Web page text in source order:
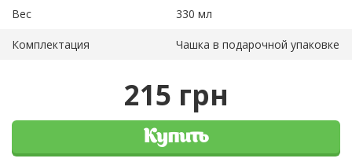
Вес 330 мл
Комплектация Чашка в подарочной упаковке
215 грн
Купить